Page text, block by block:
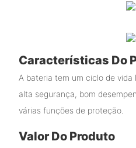
Características Do
A bateria tem um ciclo de
alta segurança, bom
várias funções de proteção.
Valor Do Produto